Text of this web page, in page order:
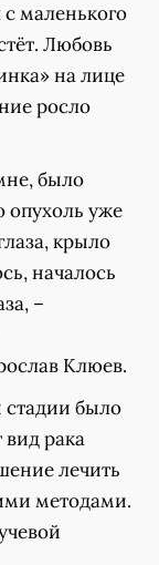
маленького
Любовь
на лице
росло
было
опухоль уже
крыло
началось
–
Клюев.
стадии было
рака
лечить
методами.